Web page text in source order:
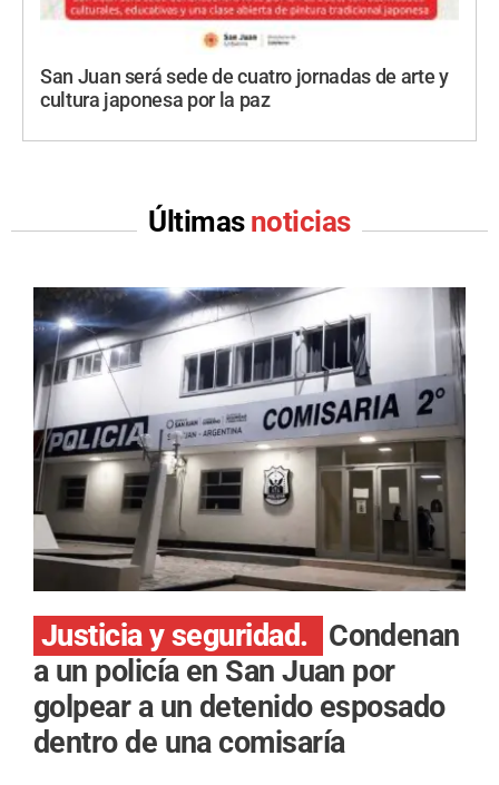
San Juan será sede de cuatro jornadas de arte y
cultura japonesa por la paz
Últimas noticias
Justicia y seguridad.
Condenan
a un policía en San Juan por
golpear a un detenido esposado
dentro de una comisaría